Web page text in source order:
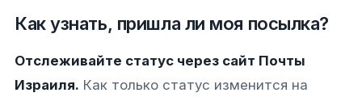
Как узнать, пришла ли моя посылка?
Отслеживайте статус через сайт Почты
Израиля. Как только статус изменится на